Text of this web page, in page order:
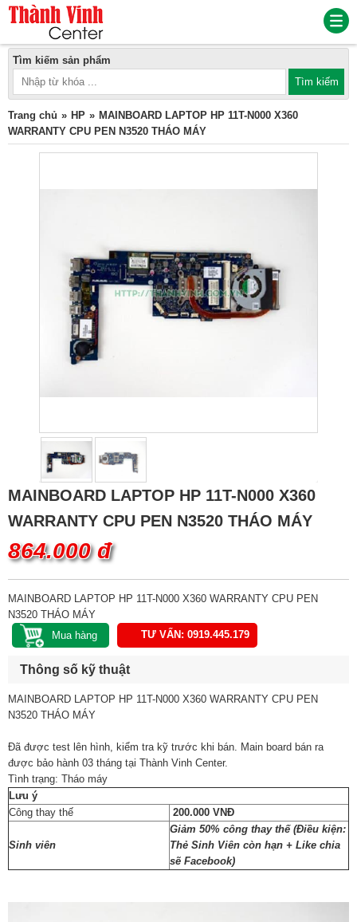
Tìm kiếm sản phẩm
Trang chủ HP
MAINBOARD LAPTOP HP 11T-N000 X360
WARRANTY CPU PEN N3520 THÁO MÁY
MAINBOARD LAPTOP HP 11T-N000 X360
WARRANTY CPU PEN N3520 THÁO MÁY
864.000 đ
MAINBOARD LAPTOP HP 11T-N000 X360 WARRANTY CPU PEN
N3520 THÁO MÁY
TƯ VẤN: 0919.445.179
Thông số kỹ thuật
MAINBOARD LAPTOP HP 11T-N000 X360 WARRANTY CPU PEN
N3520 THÁO MÁY
Đã được test lên hình, kiểm tra kỹ trước khi bán. Main board bán ra
được bảo hành 03 tháng tại Thành Vinh Center.
Tình trạng: Tháo máy
Lưu ý
Công thay thế
200.000 VNĐ
Sinh viên
Giảm 50% công thay thế (Điều kiện:
Thẻ Sinh Viên còn hạn + Like chia
sẽ Facebook)